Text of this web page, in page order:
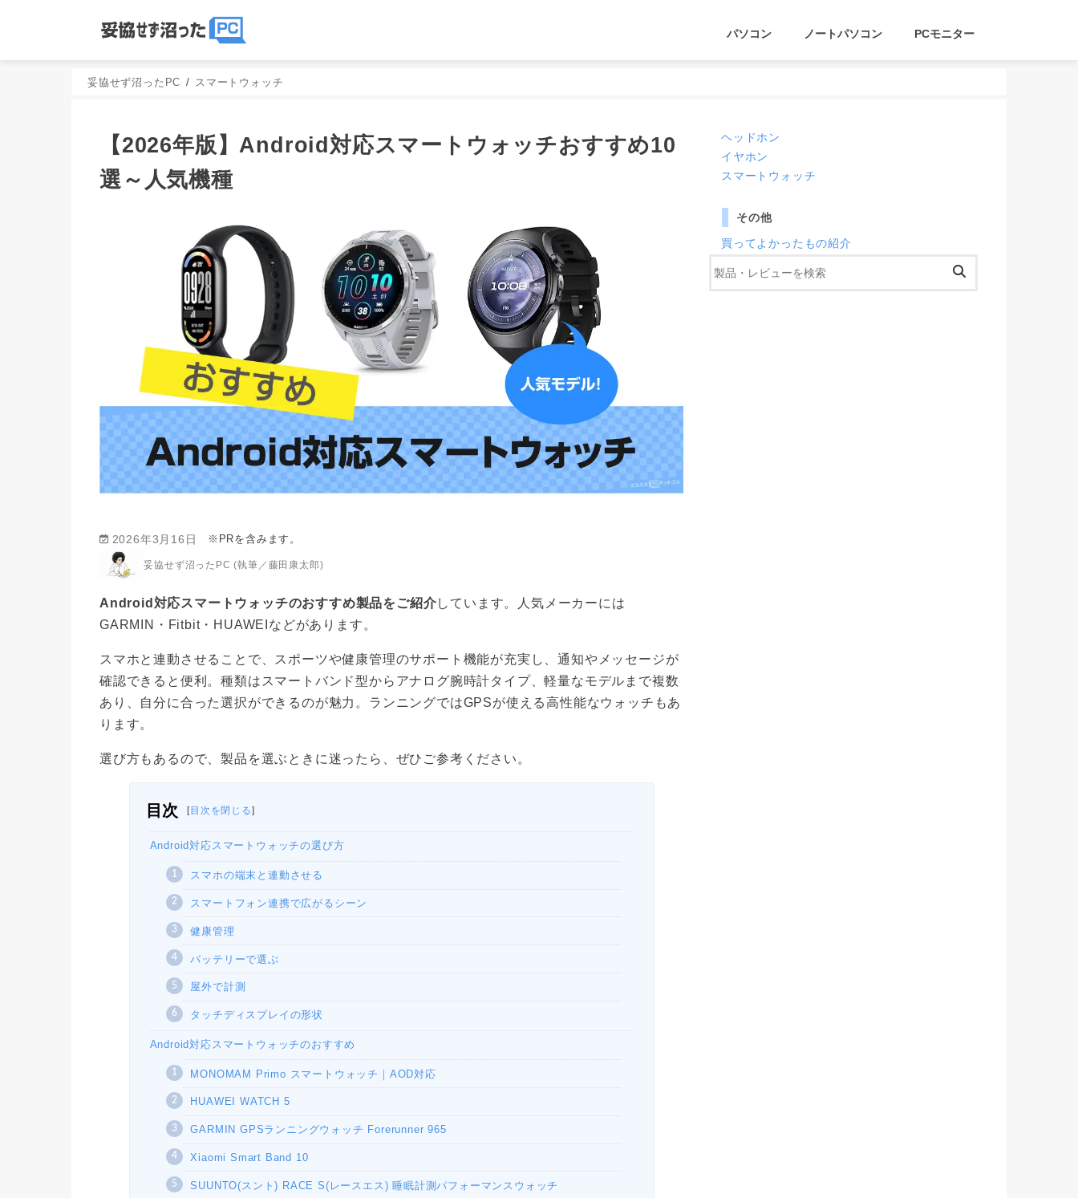
パソコン ノートパソコン PCモニター
妥協せず沼ったPC スマートウォッチ
【2026年版】Android対応スマートウォッチおすすめ10
選～人気機種
2026年3月16日 ※PRを含みます。
妥協せず沼ったPC (執筆／藤田康太郎)
Android対応スマートウォッチのおすすめ製品をご紹介しています。人気メーカーには
GARMIN・Fitbit・HUAWEIなどがあります。
スマホと連動させることで、スポーツや健康管理のサポート機能が充実し、通知やメッセージが
確認できると便利。種類はスマートバンド型からアナログ腕時計タイプ、軽量なモデルまで複数
あり、自分に合った選択ができるのが魅力。ランニングではGPSが使える高性能なウォッチもあ
ります。
選び方もあるので、製品を選ぶときに迷ったら、ぜひご参考ください。
目次 [目次を閉じる]
Android対応スマートウォッチの選び方
スマホの端末と連動させる
スマートフォン連携で広がるシーン
健康管理
バッテリーで選ぶ
屋外で計測
タッチディスプレイの形状
Android対応スマートウォッチのおすすめ
MONOMAM Primo スマートウォッチ｜AOD対応
HUAWEI WATCH 5
GARMIN GPSランニングウォッチ Forerunner 965
Xiaomi Smart Band 10
SUUNTO(スント) RACE S(レースエス) 睡眠計測パフォーマンスウォッチ
ヘッドホン
イヤホン
スマートウォッチ
その他
買ってよかったもの紹介